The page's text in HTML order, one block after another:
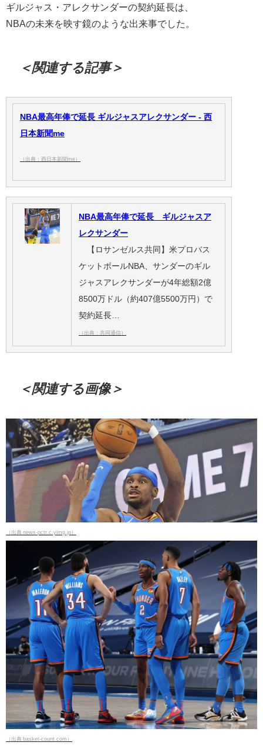
ギルジャス・アレクサンダーの契約延長は、
NBAの未来を映す鏡のような出来事でした。
＜関連する記事＞
NBA最高年俸で延長 ギルジャスアレクサンダー - 西
日本新聞me
（出典：西日本新聞me）
NBA最高年俸で延長 ギルジャスア
レクサンダー
【ロサンゼルス共同】米プロバス
ケットボールNBA、サンダーのギル
ジャスアレクサンダーが4年総額2億
8500万ドル（約407億5500万円）で
契約延長…
（出典：共同通信）
＜関連する画像＞
（出典 news-pctr.c.yimg.jp）
（出典 basket-count.com）